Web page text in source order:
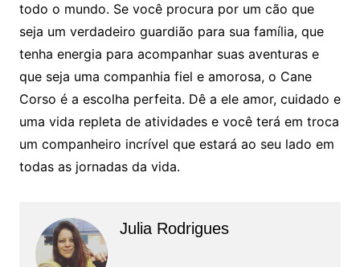
todo o mundo. Se você procura por um cão que
seja um verdadeiro guardião para sua família, que
tenha energia para acompanhar suas aventuras e
que seja uma companhia fiel e amorosa, o Cane
Corso é a escolha perfeita. Dê a ele amor, cuidado e
uma vida repleta de atividades e você terá em troca
um companheiro incrível que estará ao seu lado em
todas as jornadas da vida.
Julia Rodrigues